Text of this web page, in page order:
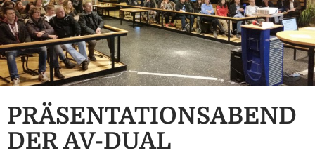
PRÄSENTATIONSABEND
DER AV-DUAL